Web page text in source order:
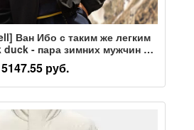
Ван Ибо с таким же легким
- пара зимних мужчин и
же пуховиком-курткой
5147.55 руб.